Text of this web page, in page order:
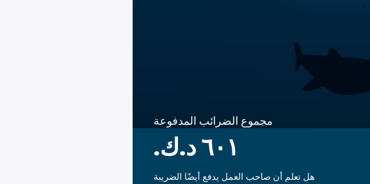
مجموع الضرائب المدفوعة
هل تعلم أن صاحب العمل يدفع أيضًا الضريبة